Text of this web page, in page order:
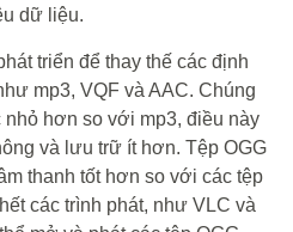
dữ liệu.
triển để thay thế các định
mp3, VQF và AAC. Chúng
hơn so với mp3, điều này
và lưu trữ ít hơn. Tệp OGG
thanh tốt hơn so với các tệp
các trình phát, như VLC và